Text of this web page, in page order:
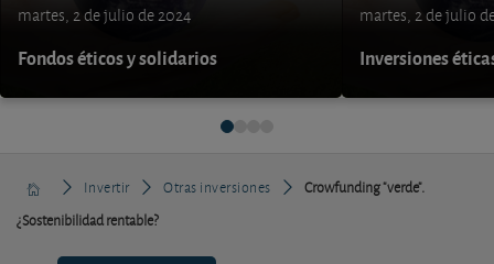
martes, 2 de julio de 2024
Fondos éticos y solidarios
martes, 2 de julio
Inversiones
Invertir Otras inversiones
Crowfunding "verde".
¿Sostenibilidad rentable?